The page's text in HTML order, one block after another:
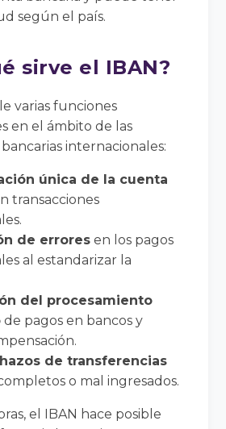
según el país.
sirve el IBAN?
varias funciones
en el ámbito de las
internacionales:
única de la cuenta
transacciones
de errores en los pagos
al estandarizar la
del procesamiento
de pagos en bancos y
de transferencias
o mal ingresados.
el IBAN hace posible